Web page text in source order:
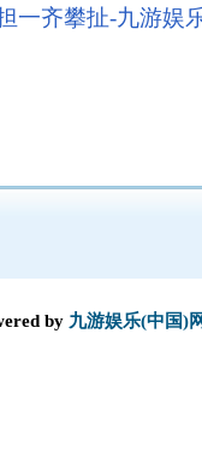
一齐攀扯-九游娱
by 九游娱乐(中国)